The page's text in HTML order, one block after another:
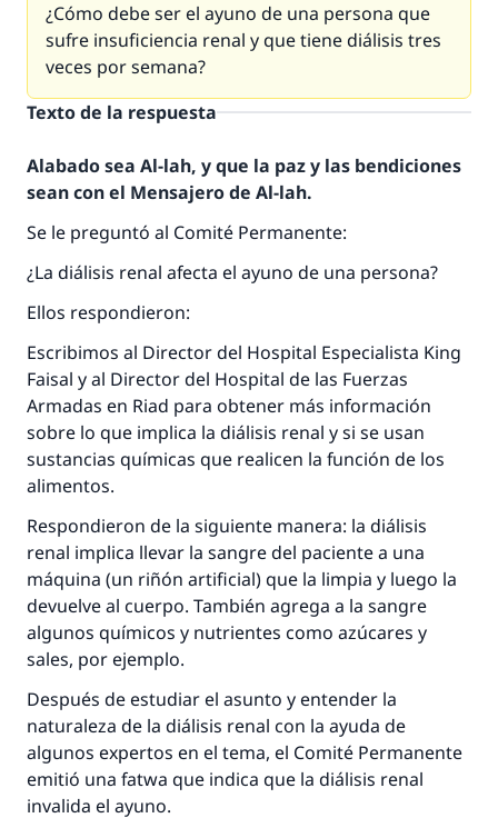
¿Cómo debe ser el ayuno de una persona que
sufre insuficiencia renal y que tiene diálisis tres
veces por semana?
Texto de la respuesta
Alabado sea Al-lah, y que la paz y las bendiciones
sean con el Mensajero de Al-lah.
Se le preguntó al Comité Permanente:
¿La diálisis renal afecta el ayuno de una persona?
Ellos respondieron:
Escribimos al Director del Hospital Especialista King
Faisal y al Director del Hospital de las Fuerzas
Armadas en Riad para obtener más información
sobre lo que implica la diálisis renal y si se usan
sustancias químicas que realicen la función de los
alimentos.
Respondieron de la siguiente manera: la diálisis
renal implica llevar la sangre del paciente a una
máquina (un riñón artificial) que la limpia y luego la
devuelve al cuerpo. También agrega a la sangre
algunos químicos y nutrientes como azúcares y
sales, por ejemplo.
Después de estudiar el asunto y entender la
naturaleza de la diálisis renal con la ayuda de
algunos expertos en el tema, el Comité Permanente
emitió una fatwa que indica que la diálisis renal
invalida el ayuno.